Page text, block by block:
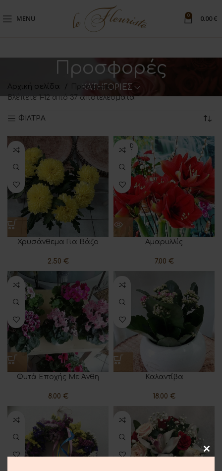
MENU 0 0.00€
Προσφορές
ΚΑΤΗΓΟΡΙΕΣ
Αρχική σελίδα
Προσφορές
Βλέπετε 1–12 από 37 αποτελέσματα
ΦΙΛΤΡΑ
Χρυσάνθεμα Για Βάζο
2.50 €
SOLD
OUT
Αμαρυλλίς
7.00 €
Φυτά Εποχής Με Άνθη
8.00 €
Καλαντίβα
18.00 €